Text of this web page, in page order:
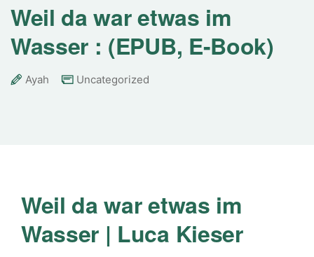
Weil da war etwas im
Wasser : (EPUB, E-Book)
Ayah Uncategorized
Weil da war etwas im
Wasser | Luca Kieser